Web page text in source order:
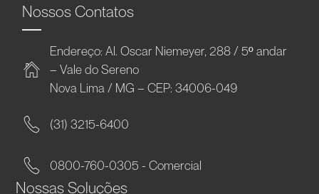
Nossos Contatos
Endereço: Al. Oscar Niemeyer, 288 / 5º andar
– Vale do Sereno
Nova Lima / MG – CEP: 34006-049
(31) 3215-6400
0800-760-0305 - Comercial
Nossas Soluções